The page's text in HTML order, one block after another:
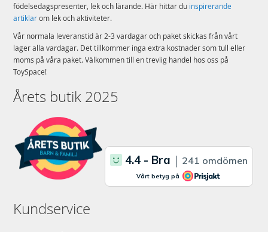
födelsedagspresenter, lek och lärande. Här hittar du inspirerande
artiklarom lek och aktiviteter.
Vår normala leveranstid är 2-3 vardagar och paket skickas från vårt
lager alla vardagar. Det tillkommer inga extra kostnader som tull eller
moms på våra paket. Välkommen till en trevlig handel hos oss på
ToySpace!
Årets butik 2025
Kundservice